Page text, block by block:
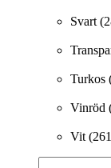
Svart
Turkos
Vinröd
Vit